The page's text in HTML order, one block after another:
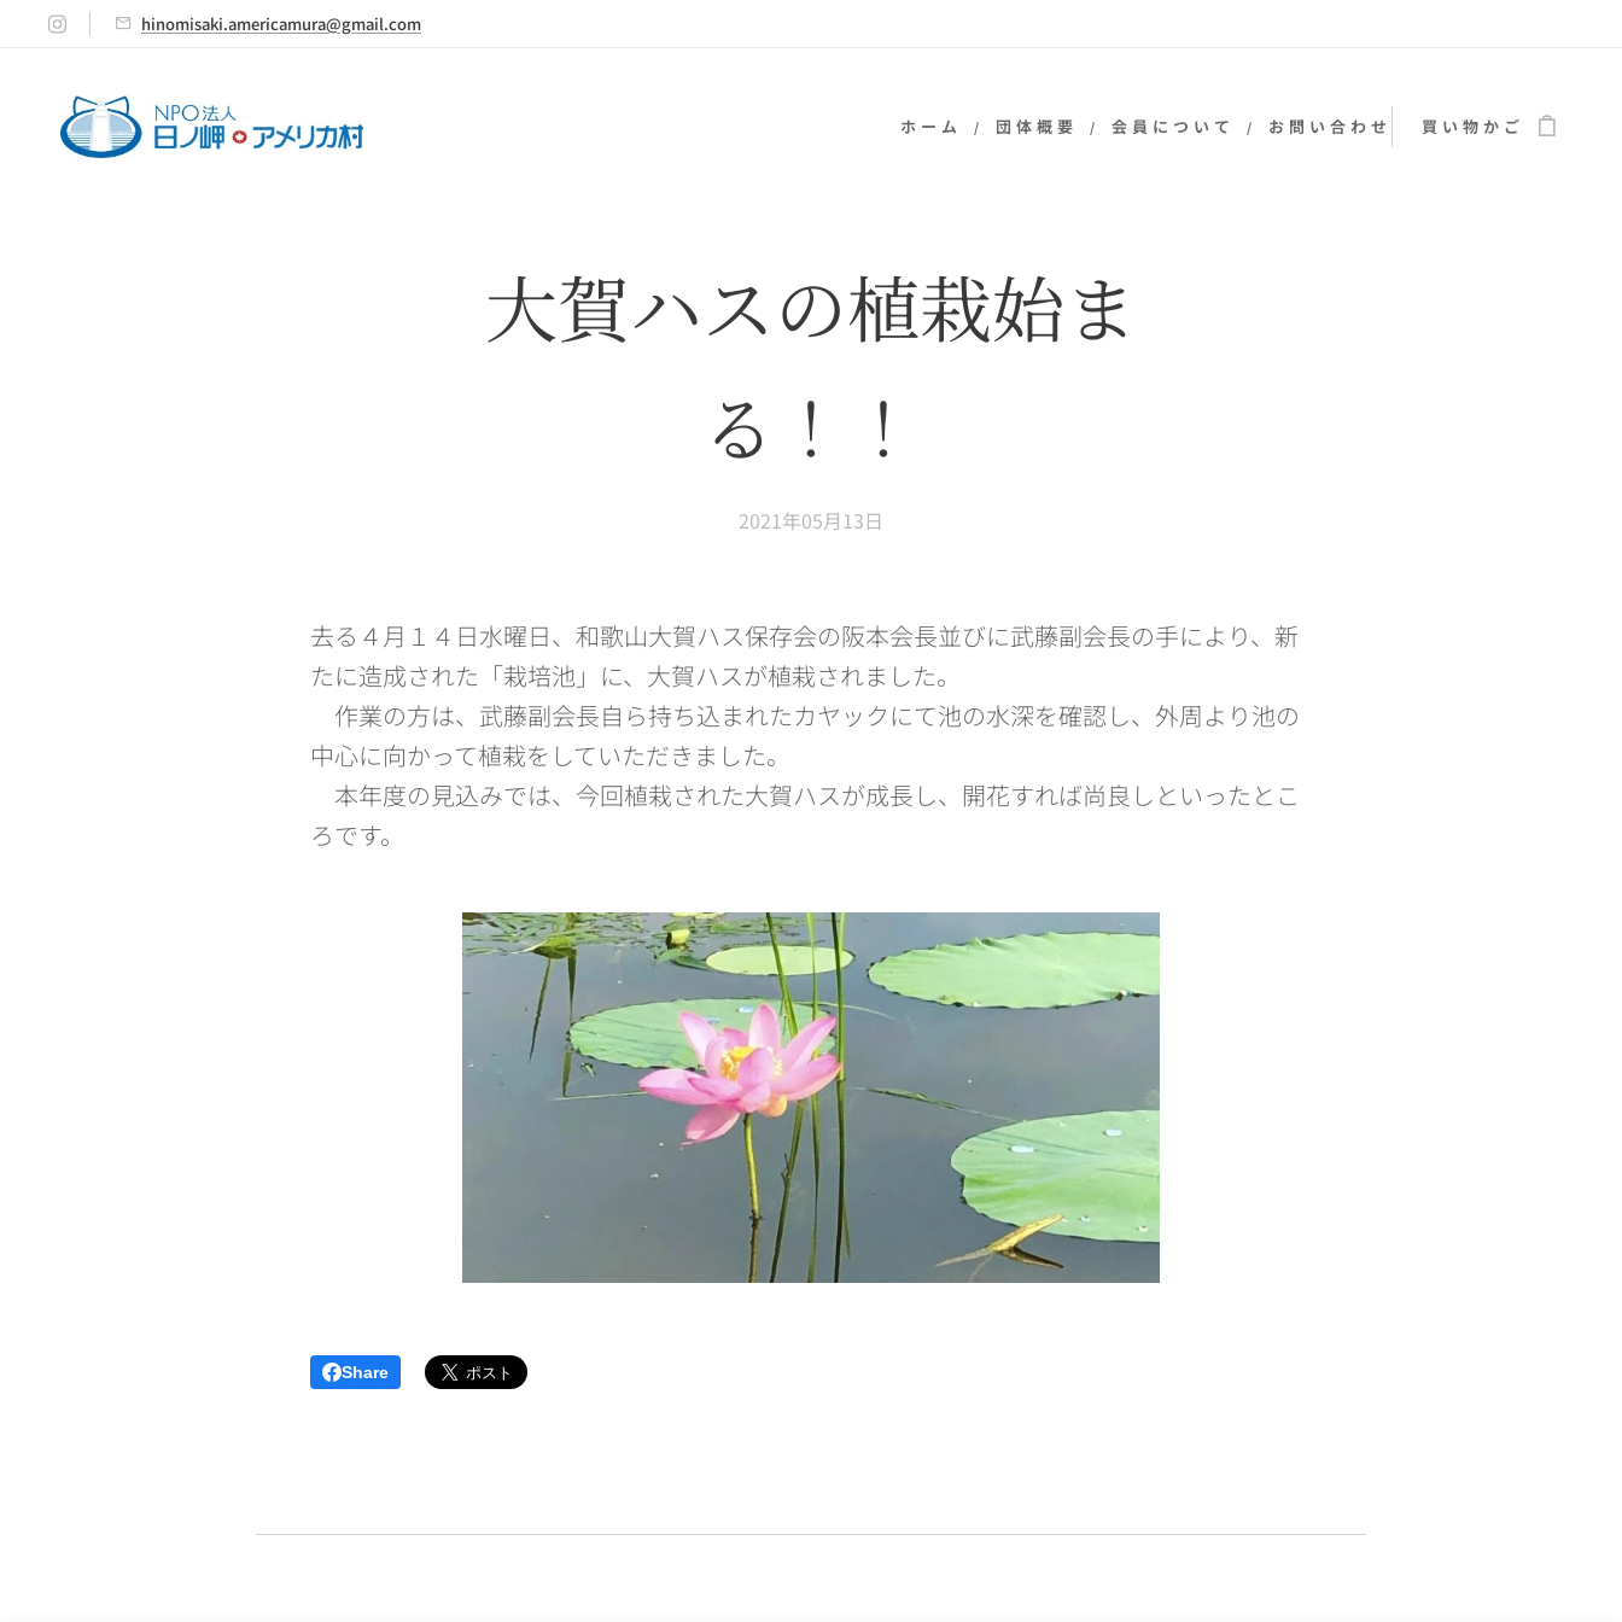
hinomisaki.americamura@gmail.com
ホーム 団体概要 会員について お問い合わせ 買い物かご
大賀ハスの植栽始ま
る！！
2021年05月13日
去る４月１４日水曜日、和歌山大賀ハス保存会の阪本会長並びに武藤副会長の手により、新
たに造成された「栽培池」に、大賀ハスが植栽されました。
作業の方は、武藤副会長自ら持ち込まれたカヤックにて池の水深を確認し、外周より池の
中心に向かって植栽をしていただきました。
本年度の見込みでは、今回植栽された大賀ハスが成長し、開花すれば尚良しといったとこ
ろです。
Share